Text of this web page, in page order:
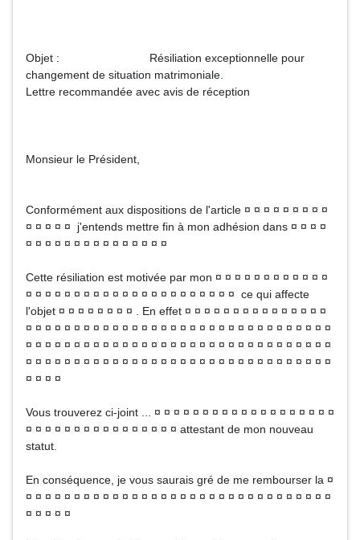
Objet : Résiliation exceptionnelle pour
changement de situation matrimoniale.
Lettre recommandée avec avis de réception
Monsieur le Président,
Conformément aux dispositions de l'article ¤ ¤ ¤ ¤ ¤ ¤ ¤ ¤ ¤
¤ ¤ ¤ ¤ ¤ j'entends mettre fin à mon adhésion dans ¤ ¤ ¤ ¤
¤ ¤ ¤ ¤ ¤ ¤ ¤ ¤ ¤ ¤ ¤ ¤ ¤ ¤ ¤
Cette résiliation est motivée par mon ¤ ¤ ¤ ¤ ¤ ¤ ¤ ¤ ¤ ¤ ¤ ¤
¤ ¤ ¤ ¤ ¤ ¤ ¤ ¤ ¤ ¤ ¤ ¤ ¤ ¤ ¤ ¤ ¤ ¤ ¤ ¤ ¤ ¤ ce qui affecte
l'objet ¤ ¤ ¤ ¤ ¤ ¤ ¤ ¤ . En effet ¤ ¤ ¤ ¤ ¤ ¤ ¤ ¤ ¤ ¤ ¤ ¤ ¤ ¤ ¤
¤ ¤ ¤ ¤ ¤ ¤ ¤ ¤ ¤ ¤ ¤ ¤ ¤ ¤ ¤ ¤ ¤ ¤ ¤ ¤ ¤ ¤ ¤ ¤ ¤ ¤ ¤ ¤ ¤ ¤ ¤ ¤
¤ ¤ ¤ ¤ ¤ ¤ ¤ ¤ ¤ ¤ ¤ ¤ ¤ ¤ ¤ ¤ ¤ ¤ ¤ ¤ ¤ ¤ ¤ ¤ ¤ ¤ ¤ ¤ ¤ ¤ ¤ ¤
¤ ¤ ¤ ¤ ¤ ¤ ¤ ¤ ¤ ¤ ¤ ¤ ¤ ¤ ¤ ¤ ¤ ¤ ¤ ¤ ¤ ¤ ¤ ¤ ¤ ¤ ¤ ¤ ¤ ¤ ¤ ¤
¤ ¤ ¤ ¤
Vous trouverez ci-joint ... ¤ ¤ ¤ ¤ ¤ ¤ ¤ ¤ ¤ ¤ ¤ ¤ ¤ ¤ ¤ ¤ ¤ ¤ ¤
¤ ¤ ¤ ¤ ¤ ¤ ¤ ¤ ¤ ¤ ¤ ¤ ¤ ¤ ¤ ¤ attestant de mon nouveau
statut.
En conséquence, je vous saurais gré de me rembourser la ¤
¤ ¤ ¤ ¤ ¤ ¤ ¤ ¤ ¤ ¤ ¤ ¤ ¤ ¤ ¤ ¤ ¤ ¤ ¤ ¤ ¤ ¤ ¤ ¤ ¤ ¤ ¤ ¤ ¤ ¤ ¤ ¤
¤ ¤ ¤ ¤ ¤